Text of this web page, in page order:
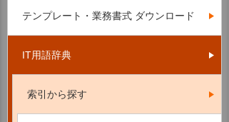
テンプレート・業務書式 ダウンロード
IT用語辞典
索引から探す